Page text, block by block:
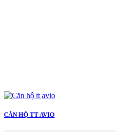
CĂN HỘ TT AVIO